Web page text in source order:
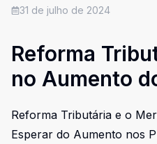
31 de julho de 2024
Reforma
no Aumento
Reforma Tributária e o
Esperar do Aumento nos